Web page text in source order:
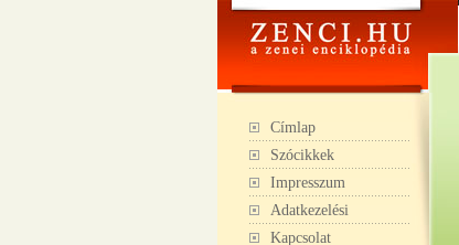
Címlap
Szócikkek
Impresszum
Adatkezelési
Kapcsolat